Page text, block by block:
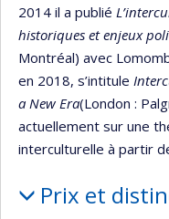
2014 il a publié
historiques et enjeux
Montréal) avec
en 2018, s’intitule
a New Era(London :
actuellement sur une
interculturelle à partir
Prix et